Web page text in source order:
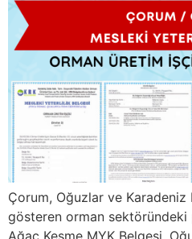
Çorum, Oğuzlar ve Karadeniz
gösteren orman
Ağaç Kesme MYK Belgesi,